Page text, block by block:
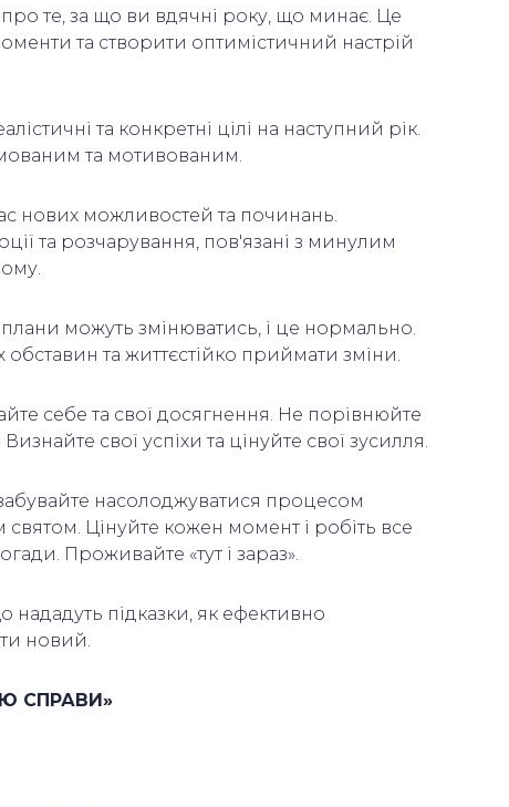
те, за що ви вдячні року, що минає. Це
та створити оптимістичний настрій
та конкретні цілі на наступний рік.
та мотивованим.
нових можливостей та починань.
та розчарування, пов'язані з минулим
можуть змінюватись, і це нормально.
обставин та життєстійко приймати зміни.
себе та свої досягнення. Не порівнюйте
свої успіхи та цінуйте свої зусилля.
насолоджуватися процесом
Цінуйте кожен момент і робіть все
Проживайте «тут і зараз».
нададуть підказки, як ефективно
новий.
СПРАВИ»